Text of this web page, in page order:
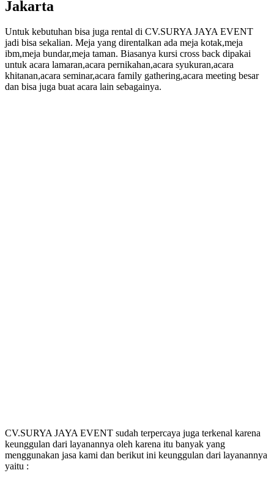
Jakarta
Untuk kebutuhan bisa juga rental di CV.SURYA JAYA EVENT
jadi bisa sekalian. Meja yang direntalkan ada meja kotak,meja
ibm,meja bundar,meja taman. Biasanya kursi cross back dipakai
untuk acara lamaran,acara pernikahan,acara syukuran,acara
khitanan,acara seminar,acara family gathering,acara meeting besar
dan bisa juga buat acara lain sebagainya.
CV.SURYA JAYA EVENT sudah terpercaya juga terkenal karena
keunggulan dari layanannya oleh karena itu banyak yang
menggunakan jasa kami dan berikut ini keunggulan dari layanannya
yaitu :